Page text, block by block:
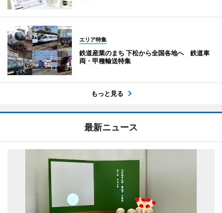
エリア特集
鉄道産業のまち 下松から全国各地へ 鉄道車
両・甲種輸送特集
もっと見る
最新ニュース